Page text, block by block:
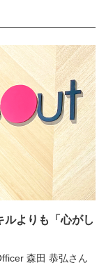
ルよりも「心がし
森田 恭弘さん